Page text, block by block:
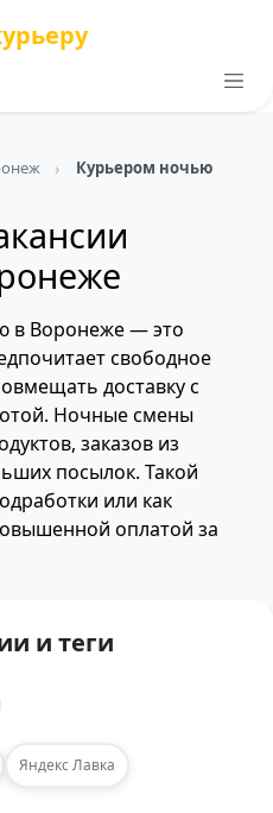
Курьером ночью
в Воронеже — это
свободное
доставку с
Ночные смены
заказов из
посылок. Такой
или как
оплатой за
и теги
Яндекс Лавка